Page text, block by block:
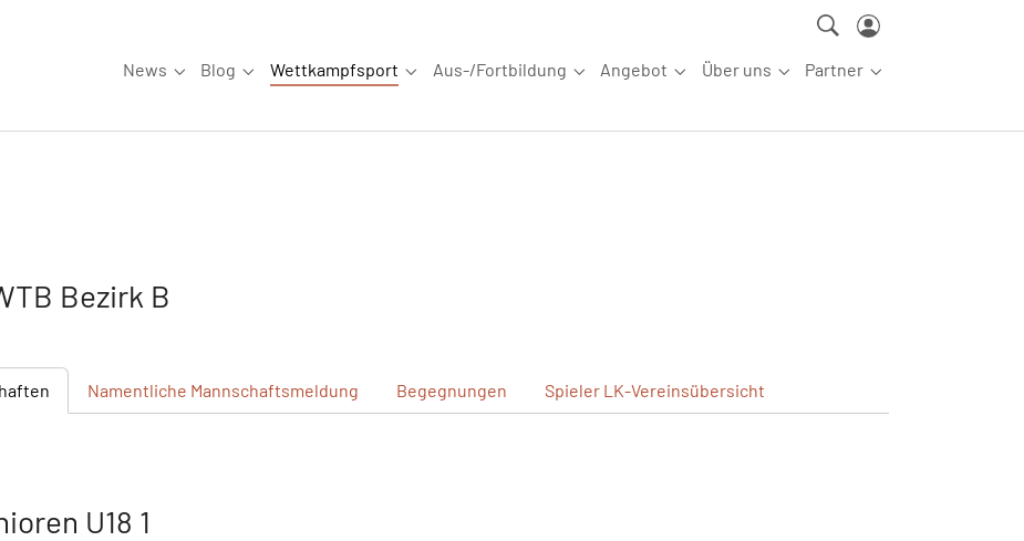
News
Submenu for "News"
Blog
Submenu for "Blog"
Wettkampfsport
Submenu for "Wettkampfsport"
Aus-/Fortbildung
Submenu for "Aus-/Fortbildung"
Angebot
Submenu for "Angebot"
Über uns
Submenu for "Über uns"
Partner
Submenu for
Bezirk B
Namentliche Mannschaftsmeldung Begegnungen Spieler LK-Vereinsübersicht
U18 1